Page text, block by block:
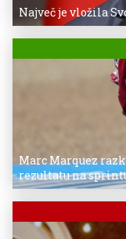
Največ je vložila
Marc Marquez
rezultatu na